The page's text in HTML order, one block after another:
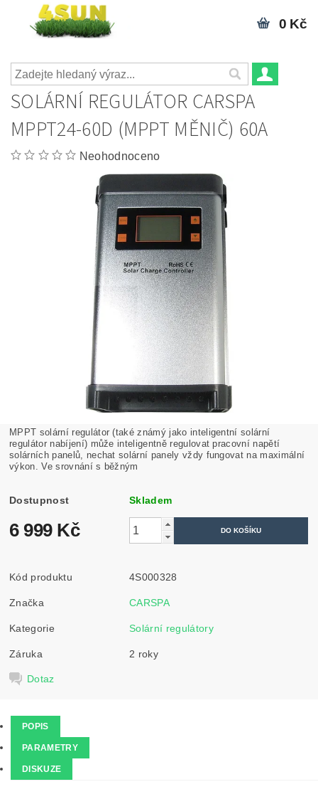
0 Kč
SOLÁRNÍ REGULÁTOR CARSPA
MPPT24-60D (MPPT MĚNIČ) 60A
Neohodnoceno
MPPT solární regulátor (také známý jako inteligentní solární
regulátor nabíjení) může inteligentně regulovat pracovní napětí
solárních panelů, nechat solární panely vždy fungovat na maximální
výkon. Ve srovnání s běžným
Dostupnost Skladem
6 999 Kč
Kód produktu 4S000328
Značka CARSPA
Kategorie Solární regulátory
Záruka 2 roky
Dotaz
POPIS
PARAMETRY
DISKUZE